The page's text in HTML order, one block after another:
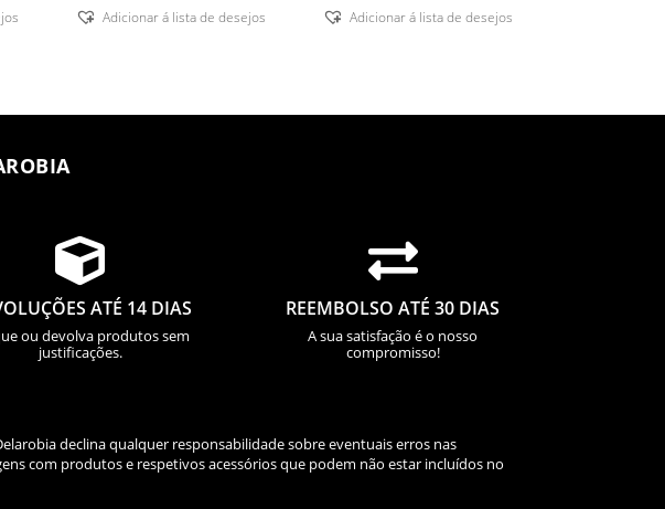
Adicionar á lista de desejos Adicionar á lista de desejos

ATÉ 14 DIAS
ou devolva produtos sem
justificações.

REEMBOLSO ATÉ 30 DIAS
A sua satisfação é o nosso
compromisso!
declina qualquer responsabilidade sobre eventuais erros nas
com produtos e respetivos acessórios que podem não estar incluídos no